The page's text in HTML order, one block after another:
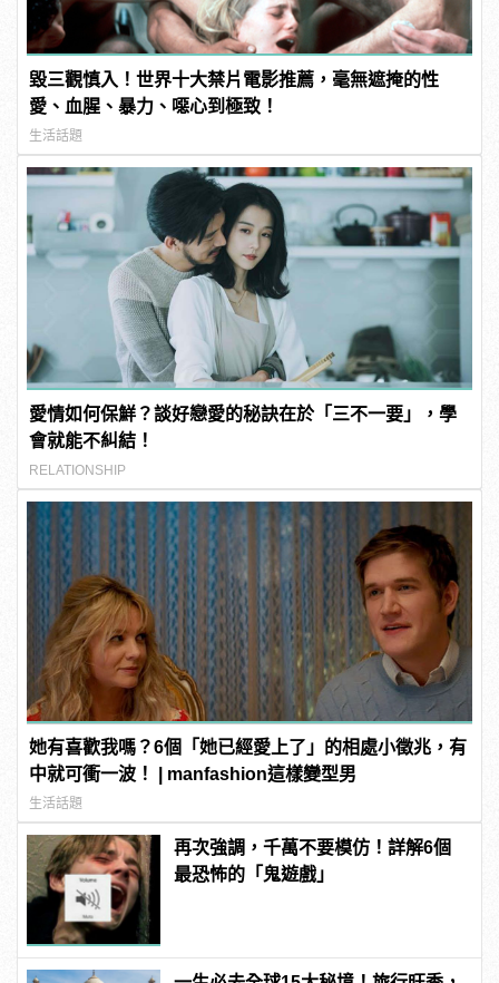
毀三觀慎入！世界十大禁片電影推薦，毫無遮掩的性
愛、血腥、暴力、噁心到極致！
生活話題
愛情如何保鮮？談好戀愛的秘訣在於「三不一要」，學
會就能不糾結！
RELATIONSHIP
她有喜歡我嗎？6個「她已經愛上了」的相處小徵兆，有
中就可衝一波！ | manfashion這樣變型男
生活話題
再次強調，千萬不要模仿！詳解6個
最恐怖的「鬼遊戲」